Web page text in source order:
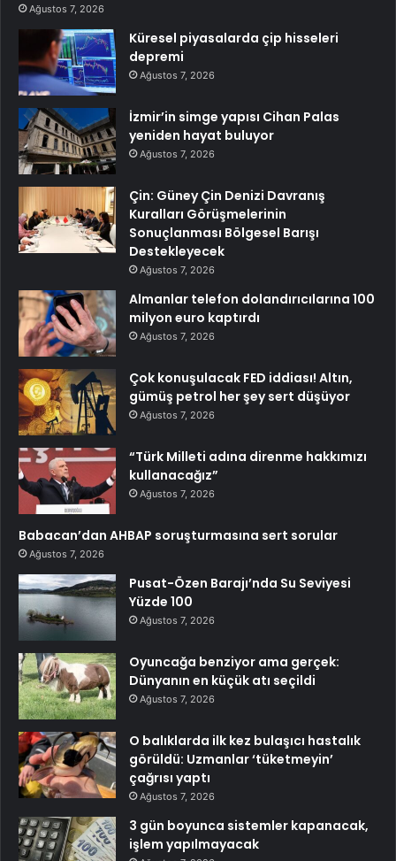
Ağustos 7, 2026
Küresel piyasalarda çip hisseleri
depremi
Ağustos 7, 2026
İzmir’in simge yapısı Cihan Palas
yeniden hayat buluyor
Ağustos 7, 2026
Çin: Güney Çin Denizi Davranış
Kuralları Görüşmelerinin
Sonuçlanması Bölgesel Barışı
Destekleyecek
Ağustos 7, 2026
Almanlar telefon dolandırıcılarına 100
milyon euro kaptırdı
Ağustos 7, 2026
Çok konuşulacak FED iddiası! Altın,
gümüş petrol her şey sert düşüyor
Ağustos 7, 2026
“Türk Milleti adına direnme hakkımızı
kullanacağız”
Ağustos 7, 2026
Babacan’dan AHBAP soruşturmasına sert sorular
Ağustos 7, 2026
Pusat-Özen Barajı’nda Su Seviyesi
Yüzde 100
Ağustos 7, 2026
Oyuncağa benziyor ama gerçek:
Dünyanın en küçük atı seçildi
Ağustos 7, 2026
O balıklarda ilk kez bulaşıcı hastalık
görüldü: Uzmanlar ‘tüketmeyin’
çağrısı yaptı
Ağustos 7, 2026
3 gün boyunca sistemler kapanacak,
işlem yapılmayacak